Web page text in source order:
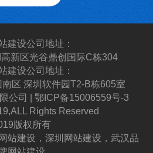
建设公司地址：
新区光谷鼎创国际C栋304
建设公司地址：
区 深圳软件园T2-B栋605室
公司 | 鄂ICP备15006559号-3
Rights Reserved
版权所有
站建设，深圳网站建设，武汉品